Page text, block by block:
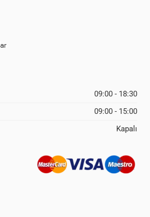
09:00 - 18:30
09:00 - 15:00
Kapalı